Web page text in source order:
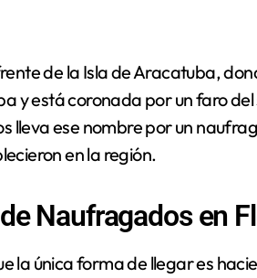
de la Isla de Aracatuba,
y está coronada por un faro
lleva ese nombre por un
en la región.
Naufragados en
la única forma de llegar es